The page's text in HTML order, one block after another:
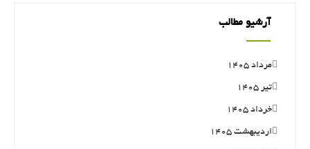
آرشیو مطالب
مرداد ۱۴۰۵
تیر ۱۴۰۵
خرداد ۱۴۰۵
اردیبهشت ۱۴۰۵